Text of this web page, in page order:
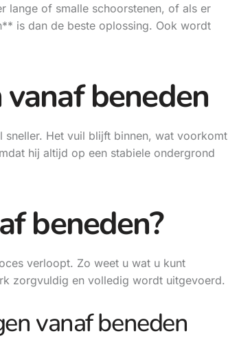
lange of smalle schoorstenen, of als er
is dan de beste oplossing. Ook wordt
beneden
sneller. Het vuil blijft binnen, wat voorkomt
hij altijd op een stabiele ondergrond
beneden?
verloopt. Zo weet u wat u kunt
zorgvuldig en volledig wordt uitgevoerd.
vanaf beneden